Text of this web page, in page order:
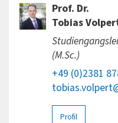
Prof. Dr.
Tobias
(M.Sc.)
+49 (0)2381
Profil